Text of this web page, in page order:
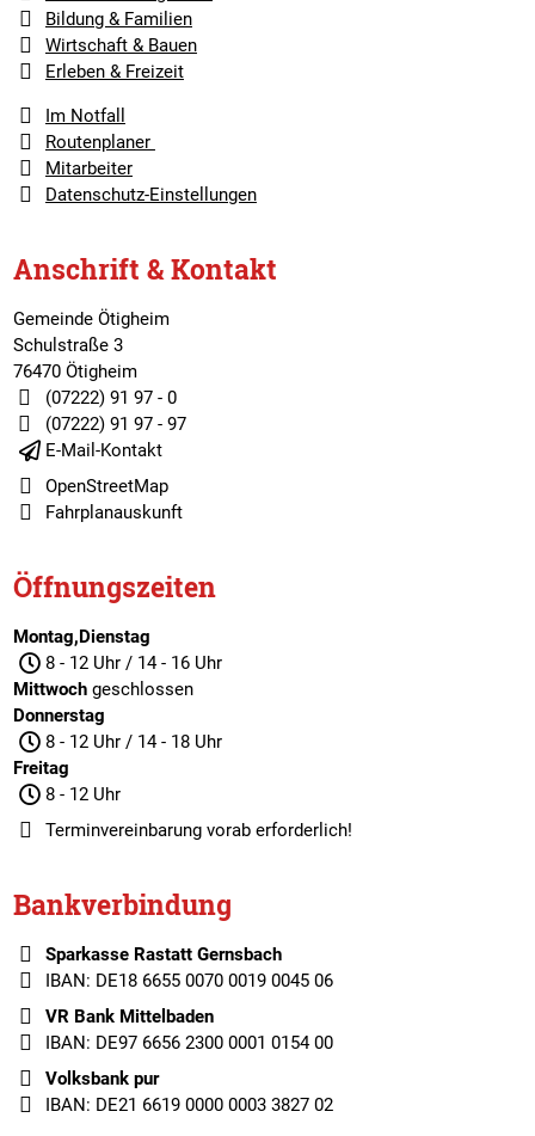
Bildung & Familien
Wirtschaft & Bauen
Erleben & Freizeit
Im Notfall
Routenplaner
Mitarbeiter
Datenschutz-Einstellungen
Anschrift & Kontakt
Gemeinde Ötigheim
Schulstraße 3
76470 Ötigheim
(07222) 91 97 - 0
(07222) 91 97 - 97
E-Mail-Kontakt
OpenStreetMap
Fahrplanauskunft
Öffnungszeiten
Montag,Dienstag
8 - 12 Uhr / 14 - 16 Uhr
Mittwochgeschlossen
Donnerstag
8 - 12 Uhr / 14 - 18 Uhr
Freitag
8 - 12 Uhr
Terminvereinbarungvorab erforderlich!
Bankverbindung
Sparkasse Rastatt Gernsbach
IBAN: DE18 6655 0070 0019 0045 06
VR Bank Mittelbaden
IBAN: DE97 6656 2300 0001 0154 00
Volksbank pur
IBAN: DE21 6619 0000 0003 3827 02